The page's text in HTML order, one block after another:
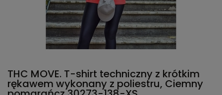
THC MOVE. T-shirt techniczny z krótkim
rękawem wykonany z poliestru, Ciemny